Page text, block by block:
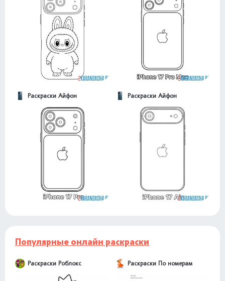
Раскраски Айфон Раскраски Айфон
Популярные онлайн раскраски
Раскраски Роблокс Раскраски По номерам